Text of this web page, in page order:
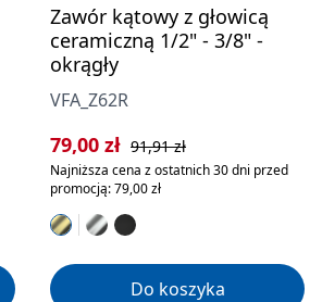
Zawór kątowy z głowicą
ceramiczną 1/2" - 3/8" -
okrągły
VFA_Z62R
Cena sprzedaży:
79,00 zł Cena regularna:
91,91 zł
Najniższa cena z ostatnich 30 dni przed
promocją: 79,00 zł
Do koszyka